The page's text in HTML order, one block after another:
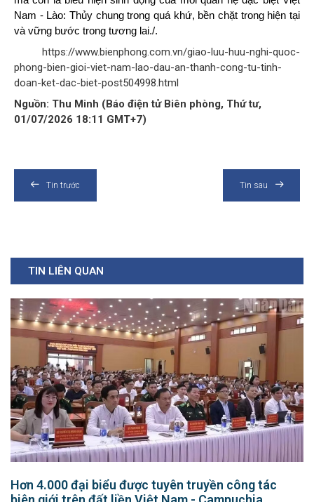
Nam - Lào: Thủy chung trong quá khứ, bền chặt trong hiện tại
và vững bước trong tương lai./.
https://www.bienphong.com.vn/giao-luu-huu-nghi-quoc-
phong-bien-gioi-viet-nam-lao-dau-an-thanh-cong-tu-tinh-
doan-ket-dac-biet-post504998.html
Nguồn: Thu Minh (Báo điện tử Biên phòng, Thứ tư,
01/07/2026 18:11 GMT+7)
Tin trước Tin sau
TIN LIÊN QUAN
Hơn 4.000 đại biểu được tuyên truyền công tác